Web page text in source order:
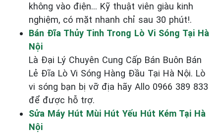
không vào điện… Kỹ thuật viên giàu kinh
nghiệm, có mặt nhanh chỉ sau 30 phút!.
Bán Đĩa Thủy Tinh Trong Lò Vi Sóng Tại Hà
Nội
Là Đại Lý Chuyên Cung Cấp Bán Buôn Bán
Lẻ Đĩa Lò Vi Sóng Hàng Đầu Tại Hà Nội. Lò
vi sóng bạn bị vỡ địa hãy Allo 0966 389 833
để được hỗ trợ.
Sửa Máy Hút Mùi Hút Yếu Hút Kém Tại Hà
Nội